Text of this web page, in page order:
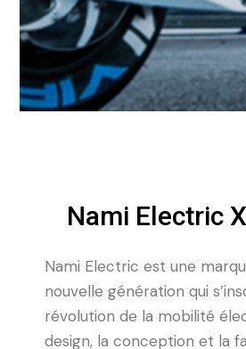
Nami Electric
Nami Electric est une
nouvelle génération qui
révolution de la mobilité
design, la conception et la